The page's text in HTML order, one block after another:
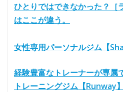
ひとりではできなかった？［
はここが違う。
女性専用パーソナルジム【
経験豊富なトレーナーが専属
トレーニングジム【Runway】